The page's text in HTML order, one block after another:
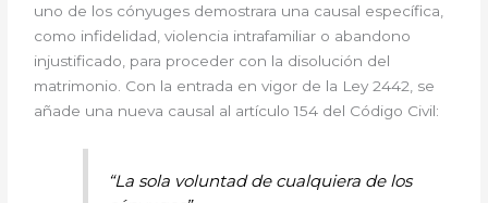
uno de los cónyuges demostrara una causal específica,
como infidelidad, violencia intrafamiliar o abandono
injustificado, para proceder con la disolución del
matrimonio. Con la entrada en vigor de la Ley 2442, se
añade una nueva causal al artículo 154 del Código Civil:
“La sola voluntad de cualquiera de los